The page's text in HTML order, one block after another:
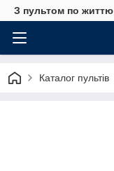
З пультом по життю
Каталог пультів